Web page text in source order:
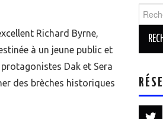
Richard Byrne,
à un jeune public et
Dak et Sera
des brèches historiques